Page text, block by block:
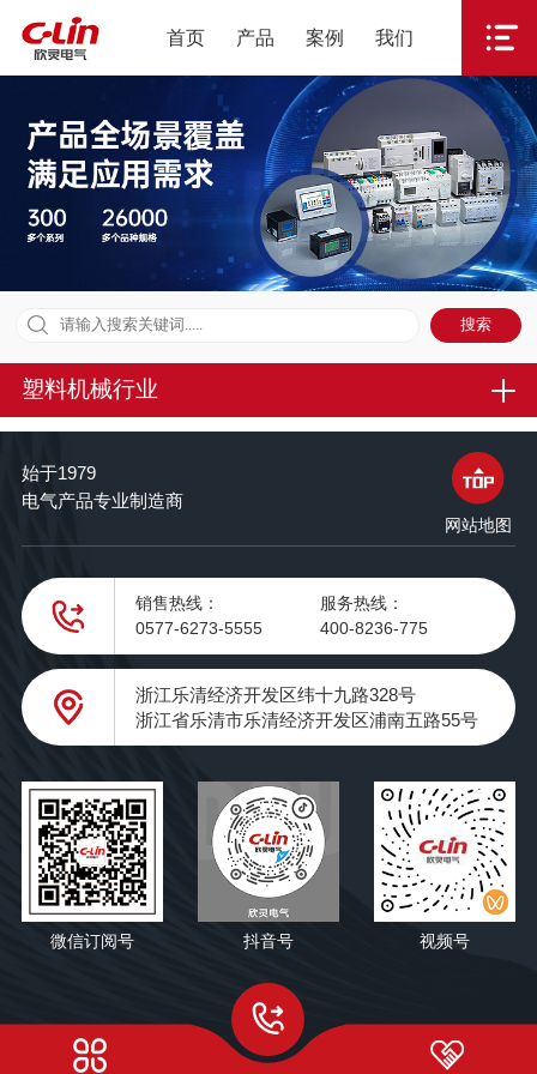
首页 产品 案例 我们
塑料机械行业
始于1979
电气产品专业制造商
网站地图
销售热线：
0577-6273-5555
服务热线：
400-8236-775
浙江乐清经济开发区纬十九路328号
浙江省乐清市乐清经济开发区浦南五路55号
微信订阅号 抖音号 视频号